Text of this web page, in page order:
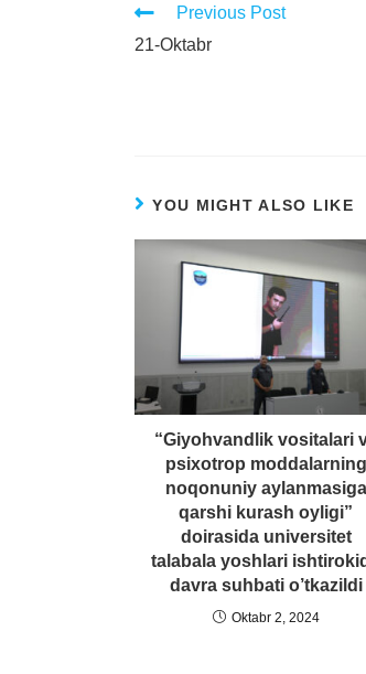
Previous Post
21-Oktabr
YOU MIGHT ALSO LIKE
“Giyohvandlik vositalari
psixotrop moddalarning
noqonuniy aylanmasiga
qarshi kurash oyligi”
doirasida universitet
talabala yoshlari
davra suhbati o’tkazildi
Oktabr 2, 2024